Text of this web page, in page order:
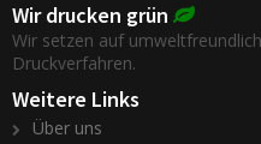
Wir drucken grün
Wir setzen auf
Druckverfahren.
Weitere Links
Über uns